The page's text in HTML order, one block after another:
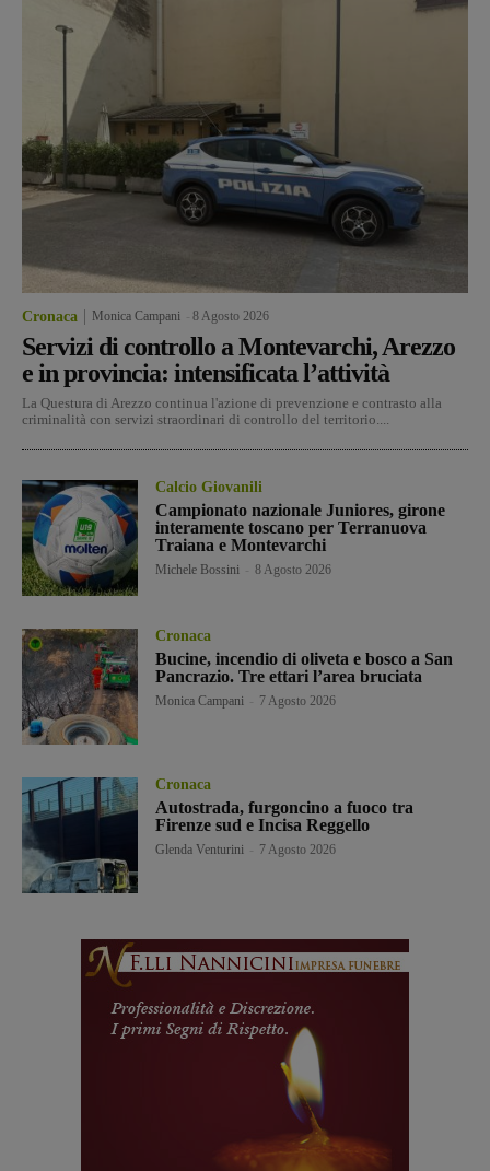
Cronaca Monica Campani 8 Agosto 2026
Servizi di controllo a Montevarchi, Arezzo
e in provincia: intensificata l’attività
La Questura di Arezzo continua l'azione di prevenzione e contrasto alla
criminalità con servizi straordinari di controllo del territorio....
Calcio Giovanili
Campionato nazionale Juniores, girone
interamente toscano per Terranuova
Traiana e Montevarchi
Michele Bossini 8 Agosto 2026
Cronaca
Bucine, incendio di oliveta e bosco a San
Pancrazio. Tre ettari l’area bruciata
Monica Campani 7 Agosto 2026
Cronaca
Autostrada, furgoncino a fuoco tra
Firenze sud e Incisa Reggello
Glenda Venturini 7 Agosto 2026